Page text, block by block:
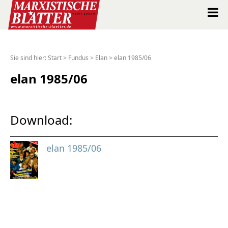
Shop
Abo
Spenden
Sie sind hier:Start > Fundus > Elan >elan 1985/06
elan 1985/06
Download:
elan 1985/06